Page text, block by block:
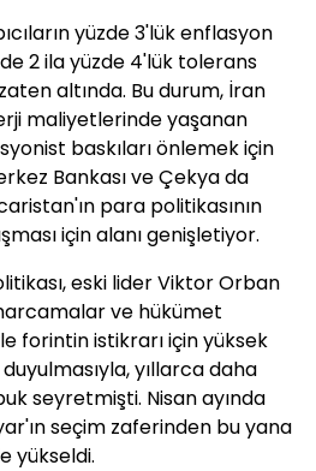
yüzde 3'lük enflasyon
2 ila yüzde 4'lük tolerans
zaten altında. Bu durum, İran
maliyetlerinde yaşanan
baskıları önlemek için
Bankası ve Çekya da
para politikasının
için alanı genişletiyor.
eski lider Viktor Orban
ve hükümet
forintin istikrarı için yüksek
yıllarca daha
seyretmişti. Nisan ayında
seçim zaferinden bu yana
yükseldi.